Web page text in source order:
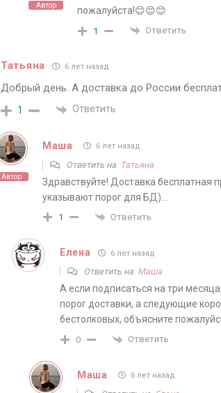
Автор пожалуйста!😊😊😊
1 Ответить
Татьяна 6 лет назад
Добрый день. А доставка до России
1 Ответить
Автор
Маша 6 лет назад
Ответить на Татьяна
Здравствуйте! Доставка бесплатная
указывают порог для БД)…
1 Ответить
Елена 6 лет назад
Ответить на Маша
А если подписаться на три
порог доставки, а следующие
бестолковых, объясните
0 Ответить
Маша 6 лет назад